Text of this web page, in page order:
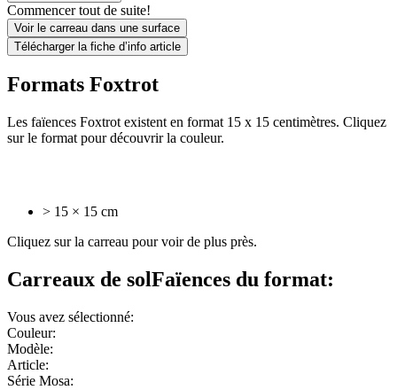
Commencer tout de suite!
Voir le carreau dans une surface
Télécharger la fiche d’info article
Formats Foxtrot
Les faïences Foxtrot existent en format 15 x 15 centimètres. Cliquez
sur le format pour découvrir la couleur.
> 15 × 15 cm
Cliquez sur la carreau pour voir de plus près.
Carreaux de solFaïences du format:
Vous avez sélectionné:
Couleur:
Modèle:
Article:
Série Mosa: